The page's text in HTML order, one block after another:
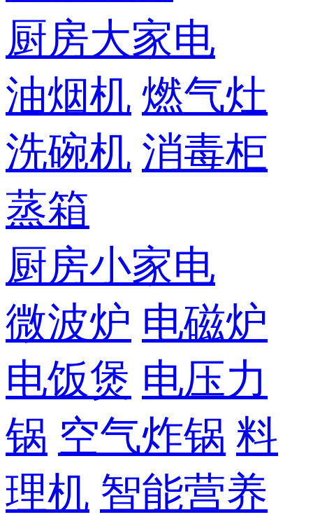
厨房大家电
油烟机 燃气灶
洗碗机 消毒柜
蒸箱
厨房小家电
微波炉 电磁炉
电饭煲 电压力
锅 空气炸锅 料
理机 智能营养